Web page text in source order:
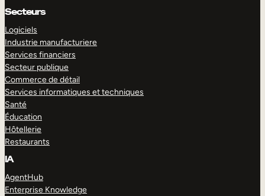
Secteurs
Logiciels
Industrie manufacturiere
Services financiers
Secteur publique
Commerce de détail
Services informatiques et techniques
Santé
Éducation
Hôtellerie
Restaurants
IA
AgentHub
Enterprise Knowledge